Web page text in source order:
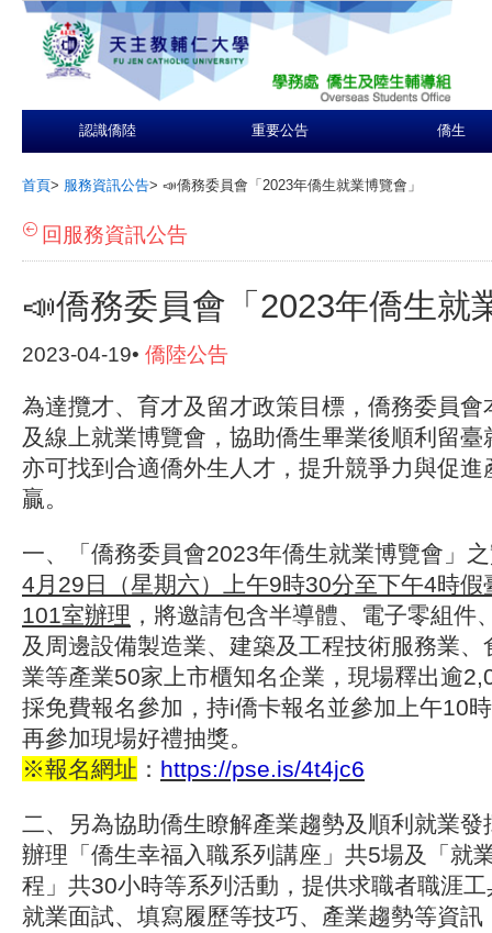
認識僑陸 重要公告 僑生
首頁> 服務資訊公告> 📣僑務委員會「2023年僑生就業博覽會」
回服務資訊公告
📣僑務委員會「2023年僑生就
2023-04-19• 僑陸公告
為達攬才、育才及留才政策目標，僑務委員
及線上就業博覽會，協助僑生畢業後順利留
亦可找到合適僑外生人才，提升競爭力與促進
贏。
一、「僑務委員會2023年僑生就業博覽會」
4月29日（星期六）上午9時30分至下午4時假
101室辦理 ，將邀請包含半導體、電子零組件
及周邊設備製造業、建築及工程技術服務業
業等產業50家上市櫃知名企業，現場釋出逾
採免費報名參加，持i僑卡報名並參加上午10
再參加現場好禮抽獎。
※報名網址 ： https://pse.is/4t4jc6
二、另為協助僑生瞭解產業趨勢及順利就業發
辦理「僑生幸福入職系列講座」共5場及「就
程」共30小時等系列活動，提供求職者職涯
就業面試、填寫履歷等技巧、產業趨勢等資